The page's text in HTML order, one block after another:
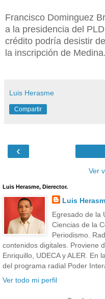
Francisco Dominguez
a la presidencia del
crédito podría desistir
la inscripción de Medina.
Luis Herasme
Compartir
‹
Ver
Luis Herasme, Dierector.
Luis
Egresado de la
Ciencias de la
Periodismo.
contenidos digitales. Proviene
Enriquillo, UDECA y ALER. En
del programa radial Poder
Ver todo mi perfil